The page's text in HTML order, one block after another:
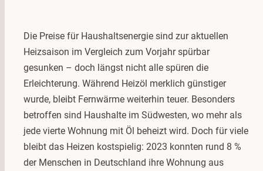
Die Preise für Haushaltsenergie sind zur aktuellen
Heizsaison im Vergleich zum Vorjahr spürbar
gesunken – doch längst nicht alle spüren die
Erleichterung. Während Heizöl merklich günstiger
wurde, bleibt Fernwärme weiterhin teuer. Besonders
betroffen sind Haushalte im Südwesten, wo mehr als
jede vierte Wohnung mit Öl beheizt wird. Doch für viele
bleibt das Heizen kostspielig: 2023 konnten rund 8 %
der Menschen in Deutschland ihre Wohnung aus